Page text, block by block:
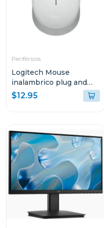
Periféricos
Logitech Mouse
inalambrico plug and
play white m170
$12.95